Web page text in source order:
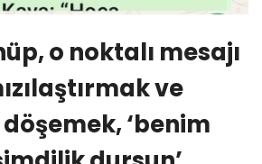
o noktalı mesajı
ve
‘benim